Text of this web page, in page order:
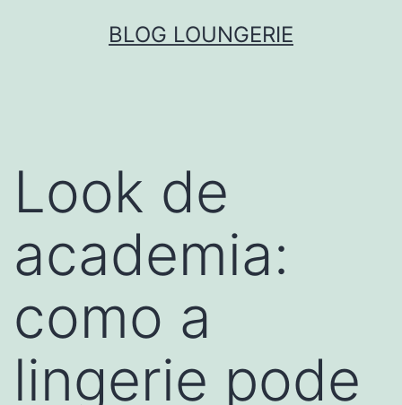
BLOG LOUNGERIE
Look de
academia:
como a
lingerie pode